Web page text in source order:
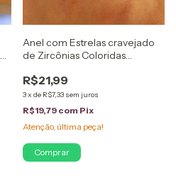
Anel com Estrelas cravejado
de Zircônias Coloridas
R$21,99
3x de R$7,33 sem juros
R$19,79 com Pix
Atenção, última peça!
Comprar